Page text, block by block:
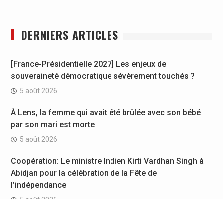
DERNIERS ARTICLES
[France-Présidentielle 2027] Les enjeux de
souveraineté démocratique sévèrement touchés ?
5 août 2026
À Lens, la femme qui avait été brûlée avec son bébé
par son mari est morte
5 août 2026
Coopération: Le ministre Indien Kirti Vardhan Singh à
Abidjan pour la célébration de la Fête de
l’indépendance